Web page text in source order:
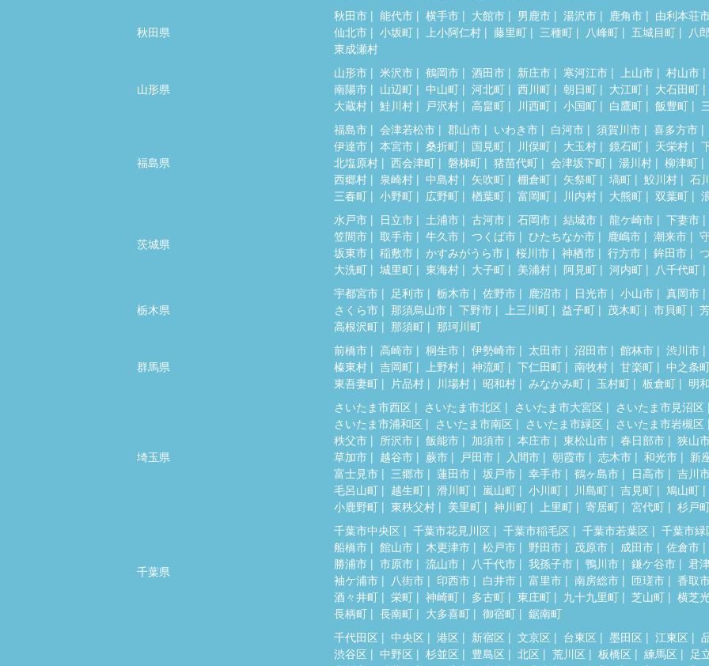
秋田県
秋田市 能代市 横手市 大館市 男鹿市 湯沢市 鹿角市
由利本荘
仙北市
小坂町 上小阿仁村 藤里町 三種町 八峰町 五城目町
八
東成瀬村
山形県
山形市 米沢市 鶴岡市 酒田市 新庄市 寒河江市 上山市
村山市
南陽市
山辺町 中山町 河北町 西川町 朝日町 大江町
大石田町
大蔵村
鮭川村 戸沢村 高畠町 川西町 小国町 白鷹町 飯豊町
福島県
福島市 会津若松市 郡山市 いわき市 白河市 須賀川市
喜多方市
伊達市
本宮市 桑折町 国見町 川俣町 大玉村 鏡石町 天栄村
北塩原村
西会津町 磐梯町 猪苗代町 会津坂下町 湯川村
柳津町
西郷村
泉崎村 中島村 矢吹町 棚倉町 矢祭町 塙町 鮫川村
石
三春町
小野町 広野町 楢葉町 富岡町 川内村 大熊町 双葉町
茨城県
水戸市 日立市 土浦市 古河市 石岡市 結城市 龍ケ崎市
下妻市
笠間市
取手市 牛久市 つくば市 ひたちなか市 鹿嶋市 潮来市
坂東市
稲敷市 かすみがうら市 桜川市 神栖市 行方市 鉾田市
大洗町
城里町 東海村 大子町 美浦村 阿見町 河内町 八千代町
栃木県
宇都宮市 足利市 栃木市 佐野市 鹿沼市 日光市 小山市
真岡市
さくら市
那須烏山市 下野市 上三川町 益子町 茂木町 市貝町
高根沢町
那須町 那珂川町
群馬県
前橋市 高崎市 桐生市 伊勢崎市 太田市 沼田市 館林市
渋川市
榛東村
吉岡町 上野村 神流町 下仁田町 南牧村 甘楽町
中之条
東吾妻町
片品村 川場村 昭和村 みなかみ町 玉村町 板倉町 明
埼玉県
さいたま市西区 さいたま市北区 さいたま市大宮区
さいたま市見沼区
さいたま市浦和区
さいたま市南区 さいたま市緑区
さいたま市岩槻区
秩父市
所沢市 飯能市 加須市 本庄市 東松山市 春日部市
狭山
草加市
越谷市 蕨市 戸田市 入間市 朝霞市 志木市 和光市
新
富士見市
三郷市 蓮田市 坂戸市 幸手市 鶴ヶ島市 日高市
吉川
毛呂山町
越生町 滑川町 嵐山町 小川町 川島町 吉見町
鳩山町
小鹿野町
東秩父村 美里町 神川町 上里町 寄居町 宮代町 杉戸
千葉県
千葉市中央区 千葉市花見川区 千葉市稲毛区 千葉市若葉区
千葉市緑
船橋市
館山市 木更津市 松戸市 野田市 茂原市 成田市
佐倉市
勝浦市
市原市 流山市 八千代市 我孫子市 鴨川市 鎌ケ谷市
君
袖ケ浦市
八街市 印西市 白井市 富里市 南房総市 匝瑳市
香取
酒々井町
栄町 神崎町 多古町 東庄町 九十九里町 芝山町
横芝
長柄町
長南町 大多喜町 御宿町
鋸南町
千代田区
中央区 港区 新宿区 文京区 台東区 墨田区 江東区
渋谷区
中野区 杉並区 豊島区 北区 荒川区 板橋区 練馬区
足